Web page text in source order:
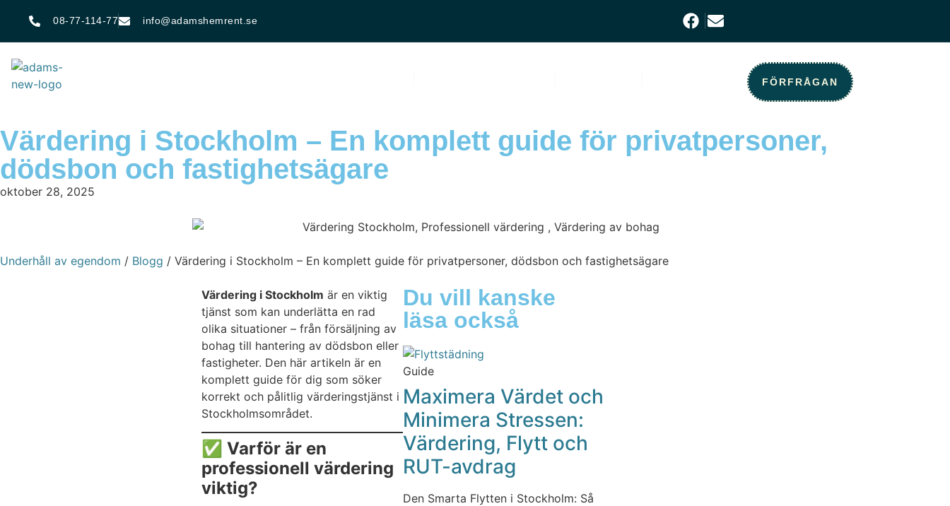
08-77-114-77 info@adamshemrent.se
FÖRFRÅGAN
Värdering i Stockholm – En komplett guide för privatpersoner,
dödsbon och fastighetsägare
oktober 28, 2025
Underhåll av egendom / Blogg / Värdering i Stockholm – En komplett guide för privatpersoner, dödsbon och fastighetsägare
Värdering i Stockholm är en viktig
tjänst som kan underlätta en rad
olika situationer – från försäljning av
bohag till hantering av dödsbon eller
fastigheter. Den här artikeln är en
komplett guide för dig som söker
korrekt och pålitlig värderingstjänst i
Stockholmsområdet.
✅ Varför är en
professionell värdering
viktig?
Du vill kanske
läsa också
Guide
Maximera Värdet och
Minimera Stressen:
Värdering, Flytt och
RUT-avdrag
Den Smarta Flytten i Stockholm: Så